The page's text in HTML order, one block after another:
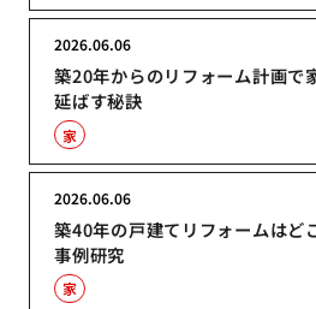
築20年からのリフォーム計画で
延ばす秘訣
2026.06.06
家
築40年の戸建てリフォームはど
事例研究
2026.06.06
家